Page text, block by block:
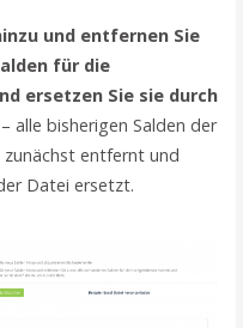
und entfernen Sie
für die
ersetzen Sie sie durch
alle bisherigen Salden der
entfernt und
Datei ersetzt.